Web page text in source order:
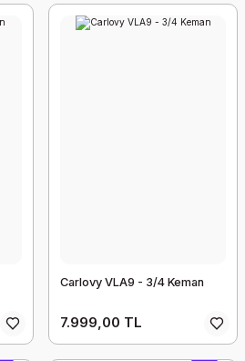
Carlovy VLA9 - 3/4 Keman
7.999,00 TL